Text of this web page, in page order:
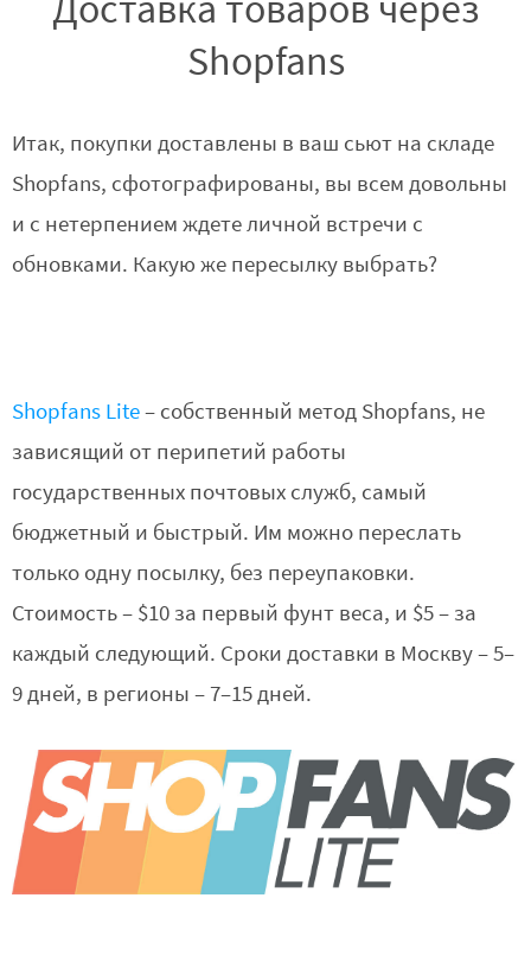
Shopfans
Итак, покупки доставлены в ваш сьют на складе
Shopfans, сфотографированы, вы всем довольны
и с нетерпением ждете личной встречи с
обновками. Какую же пересылку выбрать?
Shopfans Lite– собственный метод Shopfans, не
зависящий от перипетий работы
государственных почтовых служб, самый
бюджетный и быстрый. Им можно переслать
только одну посылку, без переупаковки.
Стоимость – $10 за первый фунт веса, и $5 – за
каждый следующий. Сроки доставки в Москву – 5–
9 дней, в регионы – 7–15 дней.